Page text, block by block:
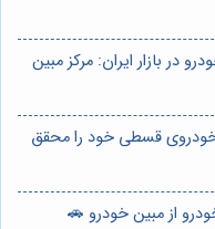
در بازار ایران: مرکز مبین
خودروی قسطی خود را محقق
از مبین خودرو 🚗